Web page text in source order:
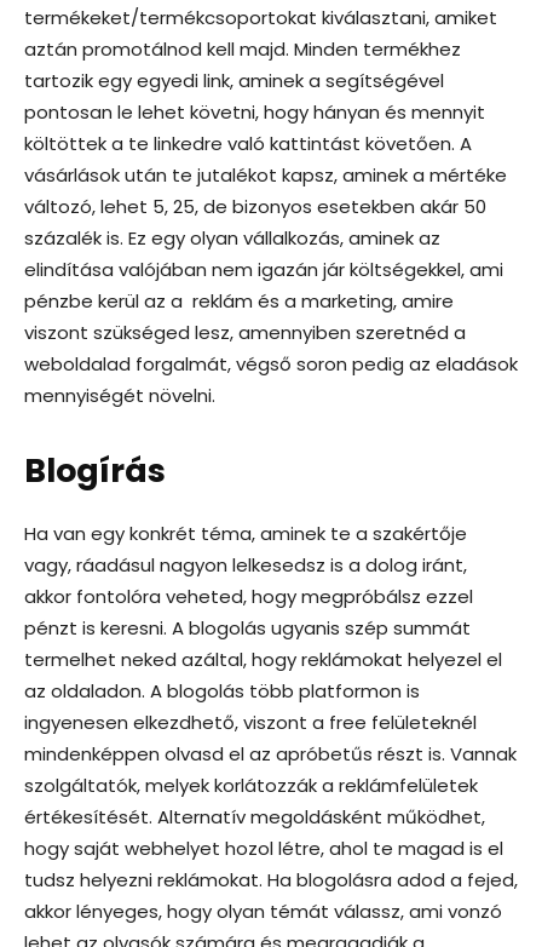
termékeket/termékcsoportokat kiválasztani, amiket
aztán promotálnod kell majd. Minden termékhez
tartozik egy egyedi link, aminek a segítségével
pontosan le lehet követni, hogy hányan és mennyit
költöttek a te linkedre való kattintást követően. A
vásárlások után te jutalékot kapsz, aminek a mértéke
változó, lehet 5, 25, de bizonyos esetekben akár 50
százalék is. Ez egy olyan vállalkozás, aminek az
elindítása valójában nem igazán jár költségekkel, ami
pénzbe kerül az a reklám és a marketing, amire
viszont szükséged lesz, amennyiben szeretnéd a
weboldalad forgalmát, végső soron pedig az eladások
mennyiségét növelni.
Blogírás
Ha van egy konkrét téma, aminek te a szakértője
vagy, ráadásul nagyon lelkesedsz is a dolog iránt,
akkor fontolóra veheted, hogy megpróbálsz ezzel
pénzt is keresni. A blogolás ugyanis szép summát
termelhet neked azáltal, hogy reklámokat helyezel el
az oldaladon. A blogolás több platformon is
ingyenesen elkezdhető, viszont a free felületeknél
mindenképpen olvasd el az apróbetűs részt is. Vannak
szolgáltatók, melyek korlátozzák a reklámfelületek
értékesítését. Alternatív megoldásként működhet,
hogy saját webhelyet hozol létre, ahol te magad is el
tudsz helyezni reklámokat. Ha blogolásra adod a fejed,
akkor lényeges, hogy olyan témát válassz, ami vonzó